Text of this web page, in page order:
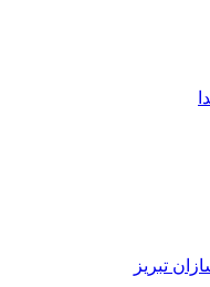
تبریز